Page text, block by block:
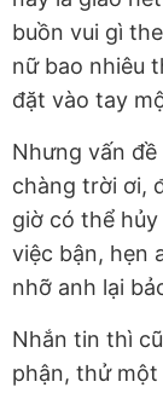
buồn vui gì
nữ bao nhiêu
đặt vào tay
Nhưng vấn đề
chàng trời ơi,
giờ có thể
việc bận, hẹn
nhỡ anh lại
Nhắn tin thì
phận, thử một